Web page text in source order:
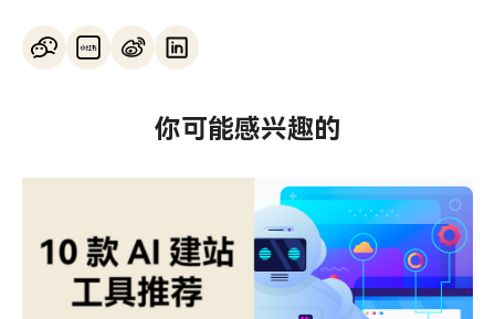
你可能感兴趣的